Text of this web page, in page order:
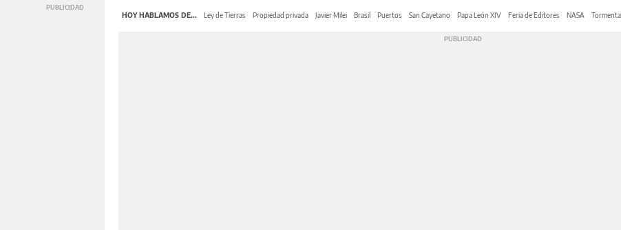
HOY HABLAMOS DE... Ley de Tierras Propiedad privada Javier Milei Brasil Puertos San Cayetano Papa León XIV Feria de Editores NASA